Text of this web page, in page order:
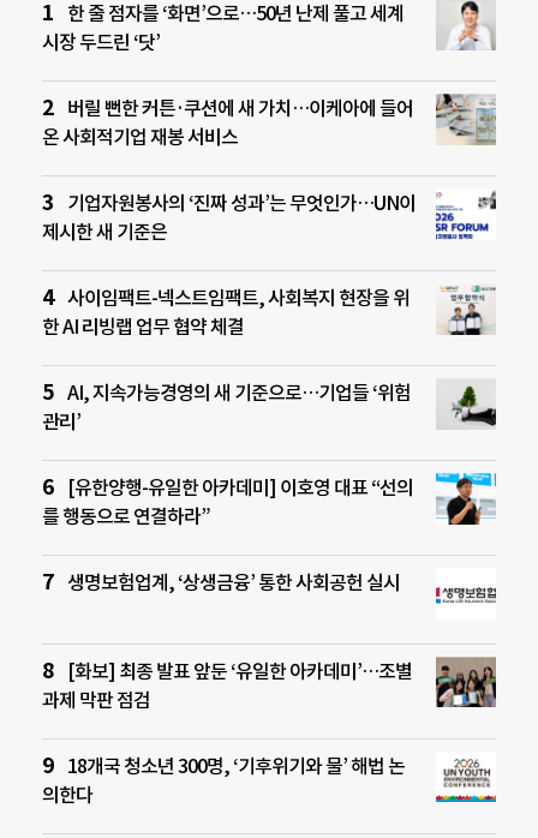
한 줄 점자를 ‘화면’으로…50년 난제 풀고 세계
시장 두드린 ‘닷’
버릴 뻔한 커튼·쿠션에 새 가치…이케아에 들어
온 사회적기업 재봉 서비스
기업자원봉사의 ‘진짜 성과’는 무엇인가…UN이
제시한 새 기준은
사이임팩트-넥스트임팩트, 사회복지 현장을 위
한 AI 리빙랩 업무 협약 체결
AI, 지속가능경영의 새 기준으로…기업들 ‘위험
관리’
[유한양행-유일한 아카데미] 이호영 대표 “선의
를 행동으로 연결하라”
생명보험업계, ‘상생금융’ 통한 사회공헌 실시
[화보] 최종 발표 앞둔 ‘유일한 아카데미’…조별
과제 막판 점검
18개국 청소년 300명, ‘기후위기와 물’ 해법 논
의한다